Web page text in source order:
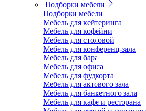
Подборки мебели
Подборки мебели
Мебель для кейтеринга
Мебель для кофейни
Мебель для столовой
Мебель для конференц-зала
Мебель для бара
Мебель для офиса
Мебель для фудкорта
Мебель для актового зала
Мебель для банкетного зала
Мебель для кафе и ресторана